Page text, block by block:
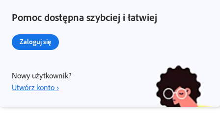
Pomoc dostępna szybciej i łatwiej
Zaloguj się
Nowy użytkownik?
Utwórz konto ›